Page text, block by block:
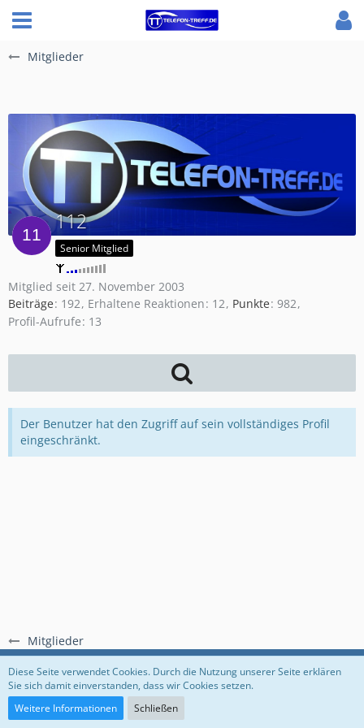
Mitglieder
Mitglieder
112
Senior Mitglied
Mitglied seit 27. November 2003
Beiträge 192 Erhaltene Reaktionen 12 Punkte 982
Profil-Aufrufe 13
Der Benutzer hat den Zugriff auf sein vollständiges Profil
eingeschränkt.
Regeln Datenschutzerklärung Impressum
Community-Software:
Diese Seite verwendet Cookies. Durch die Nutzung unserer Seite erklären
Sie sich damit einverstanden, dass wir Cookies setzen.
Weitere Informationen
Schließen